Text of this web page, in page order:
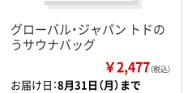
グローバル・ジャパン トドの
うサウナバッグ
￥2,477（税込）
お届け日：8月31日（月）まで